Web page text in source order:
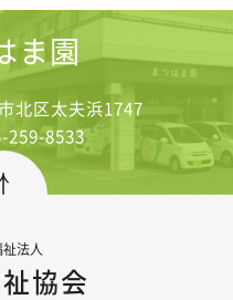
ま園
北区太夫浜1747
259-8533
祉法人
協会